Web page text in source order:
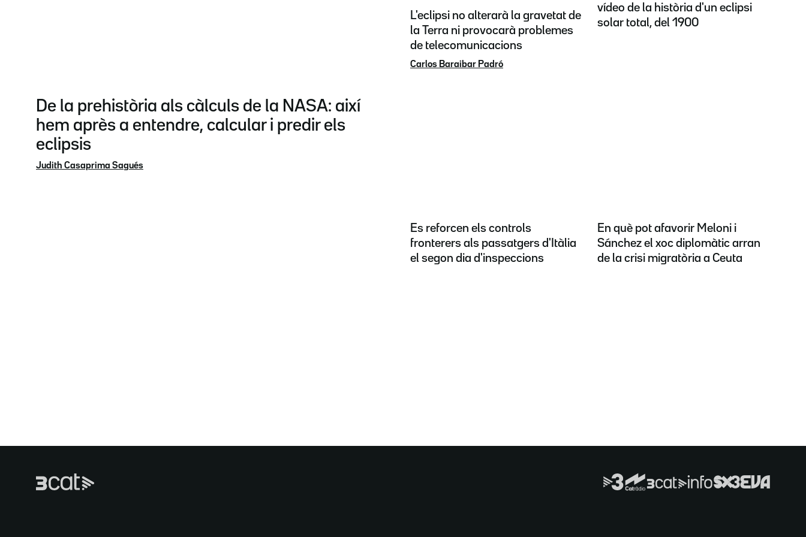
De la prehistòria als càlculs de la NASA: així
hem après a entendre, calcular i predir els
eclipsis
Judith Casaprima Sagués
L'eclipsi no alterarà la gravetat de
la Terra ni provocarà problemes
de telecomunicacions
Carlos Baraibar Padró
vídeo de la història d'un eclipsi
solar total, del 1900
Es reforcen els controls
fronterers als passatgers d'Itàlia
el segon dia d'inspeccions
En què pot afavorir Meloni i
Sánchez el xoc diplomàtic arran
de la crisi migratòria a Ceuta